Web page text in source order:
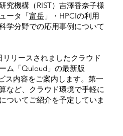
究機構（RIST）吉澤香奈子様
ータ「富岳」・HPCIの利用
学分野での応用事例について
リースされましたクラウド
ム「Quloud」の最新版
ス内容をご案内します。第一
など、クラウド環境で手軽に
ついてご紹介を予定していま